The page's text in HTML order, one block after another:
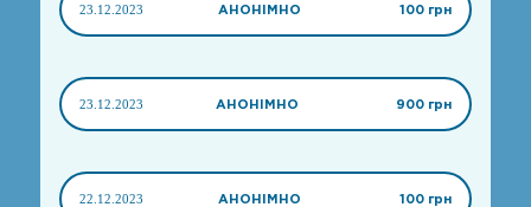
23.12.2023 АНОНІМНО 100 грн
23.12.2023 АНОНІМНО 900 грн
22.12.2023 АНОНІМНО 100 грн